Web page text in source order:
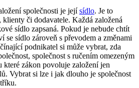
společnosti je jejísídlo. Je to
či dodavatele. Každá založená
sídlo zapsaná. Pokud je nebude chtít
se sídlo zároveň s převodem a změnami
podnikatel si může vybrat, zda
společnost s ručením omezeným
které zákon povoluje založení jen
Vybrat si lze i jak dlouho je společnost